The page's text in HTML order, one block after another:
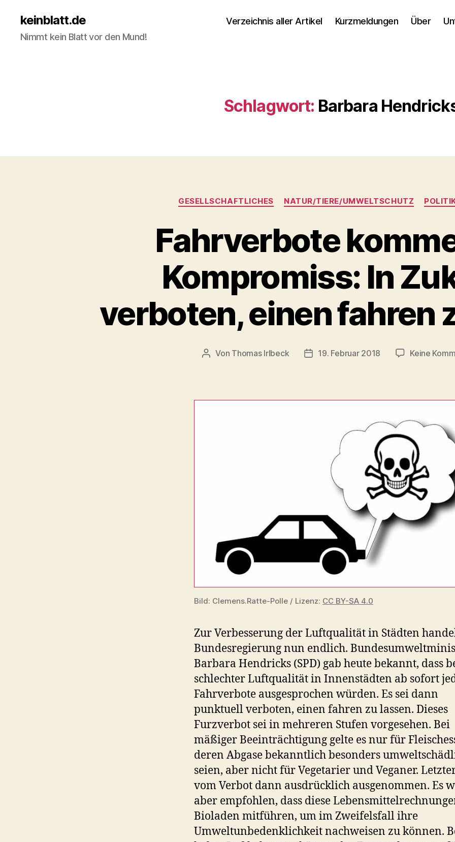
keinblatt.de
Nimmt kein Blatt vor den Mund!
Verzeichnis aller Artikel Kurzmeldungen Über
Schlagwort: Barbara
Kategorien
GESELLSCHAFTLICHES NATUR/TIERE/UMWELTSCHUTZ
Fahrverbote
Kompromiss: In
verboten, einen fahren
Beitragsautor
Von Thomas Irlbeck Veröffentlichungsdatum
19. Februar 2018 Keine
Bild: Clemens.Ratte-Polle / Lizenz: CC BY-SA 4.0
Zur Verbesserung der Luftqualität in Städten
Bundesregierung nun endlich.
Barbara Hendricks (SPD) gab heute bekannt, dass
schlechter Luftqualität in Innenstädten ab sofort
Fahrverbote ausgesprochen würden. Es sei dann
punktuell verboten, einen fahren zu lassen. Dieses
Furzverbot sei in mehreren Stufen vorgesehen. Bei
mäßiger Beeinträchtigung gelte es nur für
deren Abgase bekanntlich besonders
seien, aber nicht für Vegetarier und Veganer.
vom Verbot dann ausdrücklich ausgenommen. Es
aber empfohlen, dass diese
Bioladen mitführen, um im Zweifelsfall ihre
Umweltunbedenklichkeit nachweisen zu können.